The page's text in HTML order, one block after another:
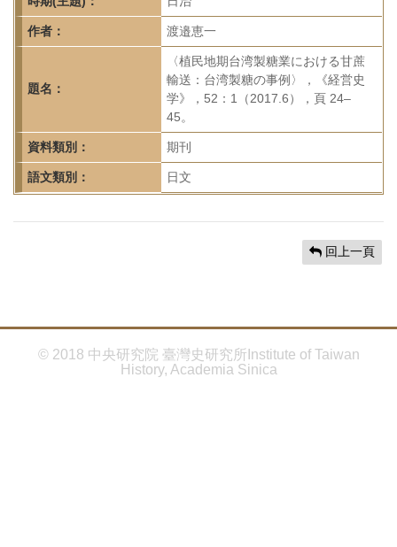
史
研
究
首
頁
作者： 渡邉恵一
題名：
〈植民地期台湾製糖業における甘蔗
輸送：台湾製糖の事例〉，《経営史
学》，52：1（2017.6），頁 24–
45。
資料類別： 期刊
語文類別： 日文
回上一頁
© 2018 中央研究院 臺灣史研究所Institute of Taiwan
History, Academia Sinica